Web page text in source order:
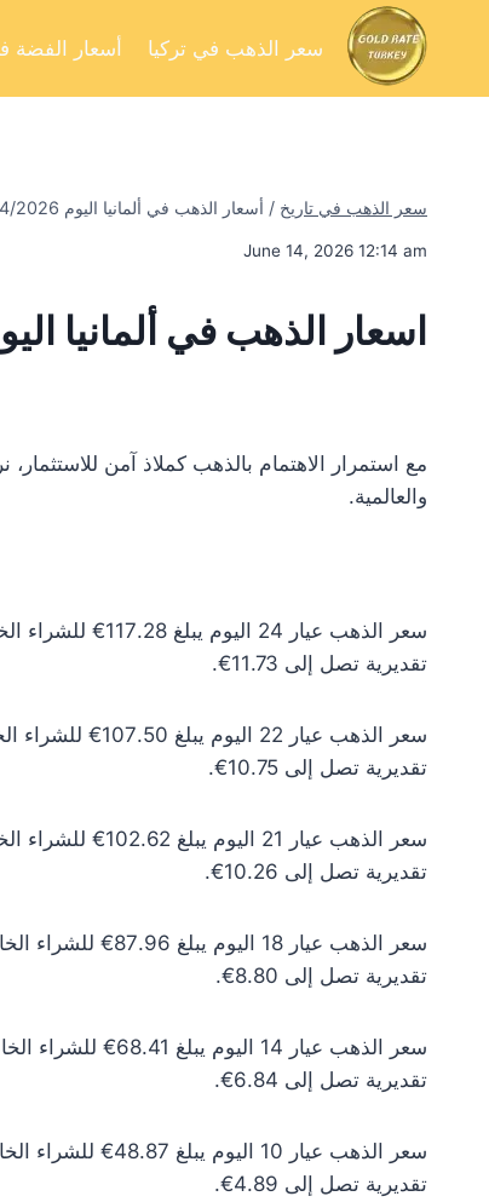
أسعار الفضة سعر الذهب في تركيا
سعر الذهب في تاريخ / أسعار الذهب في ألمانيا اليوم 6/14/2026 – تحليل السوق وفرص الاستثمار
June 14, 2026 12:14 am
اسعار الذهب في ألمانيا اليوم 6/14/
مع استمرار الاهتمام بالذهب كملاذ آمن
والعالمية.
تقديرية تصل إلى 11.73€.
تقديرية تصل إلى 10.75€.
تقديرية تصل إلى 10.26€.
تقديرية تصل إلى 8.80€.
تقديرية تصل إلى 6.84€.
تقديرية تصل إلى 4.89€.